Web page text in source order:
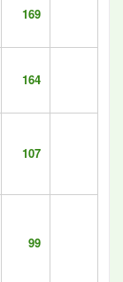
169
164
107
99